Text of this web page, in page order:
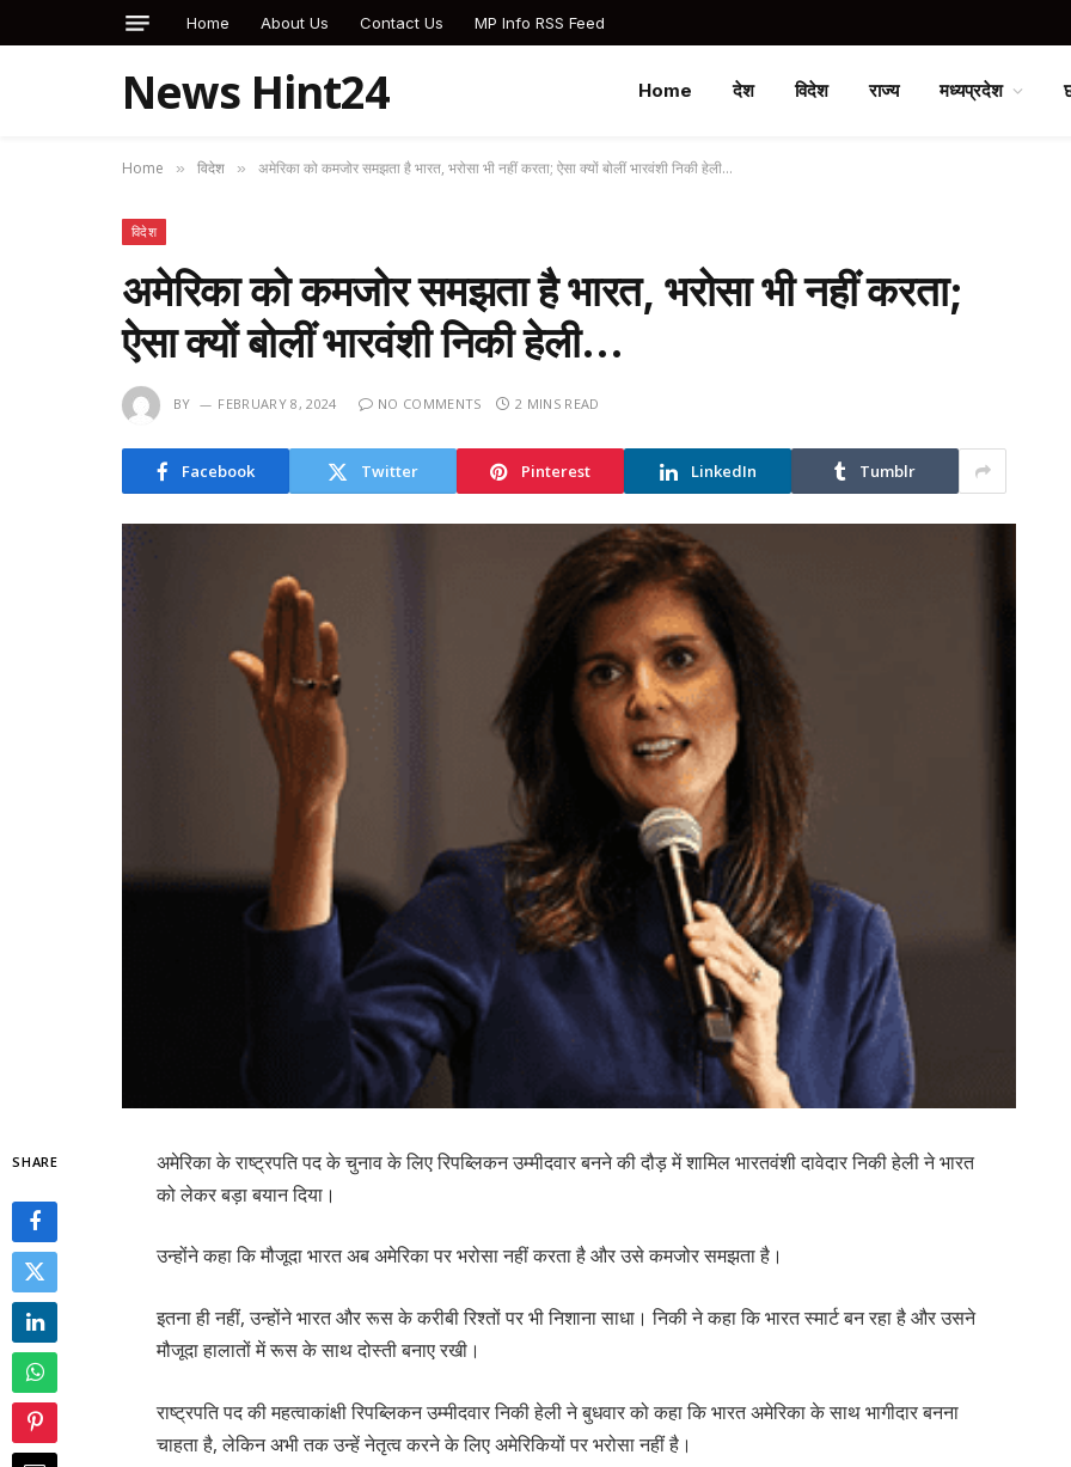
Home About Us Contact Us MP Info RSS Feed
News Hint24 Home देश विदेश राज्य मध्यप्रदेश
Home » विदेश » अमेरिका को कमजोर समझता है भारत, भरोसा भी नहीं करता; ऐसा क्यों बोलीं भारवंशी निकी हेली…
विदेश
अमेरिका को कमजोर समझता है भारत, भरोसा भी नहीं करता;
ऐसा क्यों बोलीं भारवंशी निकी हेली…
BY FEBRUARY 8, 2024 NO COMMENTS 2 MINS READ
Facebook Twitter Pinterest LinkedIn Tumblr
SHARE
अमेरिका के राष्ट्रपति पद के चुनाव के लिए रिपब्लिकन उम्मीदवार बनने की दौड़ में शामिल भारतवंशी दावेदार निकी हेली ने भारत
को लेकर बड़ा बयान दिया।
उन्होंने कहा कि मौजूदा भारत अब अमेरिका पर भरोसा नहीं करता है और उसे कमजोर समझता है।
इतना ही नहीं, उन्होंने भारत और रूस के करीबी रिश्तों पर भी निशाना साधा। निकी ने कहा कि भारत स्मार्ट बन रहा है और उसने
मौजूदा हालातों में रूस के साथ दोस्ती बनाए रखी।
राष्ट्रपति पद की महत्वाकांक्षी रिपब्लिकन उम्मीदवार निकी हेली ने बुधवार को कहा कि भारत अमेरिका के साथ भागीदार बनना
चाहता है, लेकिन अभी तक उन्हें नेतृत्व करने के लिए अमेरिकियों पर भरोसा नहीं है।